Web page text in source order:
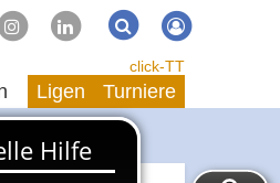
Suche Suchen
click-TT
Ligen Turniere